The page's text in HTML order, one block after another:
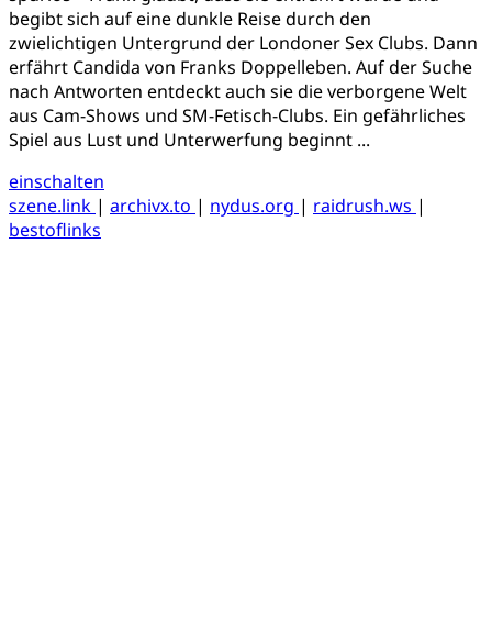
begibt sich auf eine dunkle Reise durch den
zwielichtigen Untergrund der Londoner Sex Clubs. Dann
erfährt Candida von Franks Doppelleben. Auf der Suche
nach Antworten entdeckt auch sie die verborgene Welt
aus Cam-Shows und SM-Fetisch-Clubs. Ein gefährliches
Spiel aus Lust und Unterwerfung beginnt ...
einschalten
szene.link | archivx.to | nydus.org | raidrush.ws |
bestoflinks